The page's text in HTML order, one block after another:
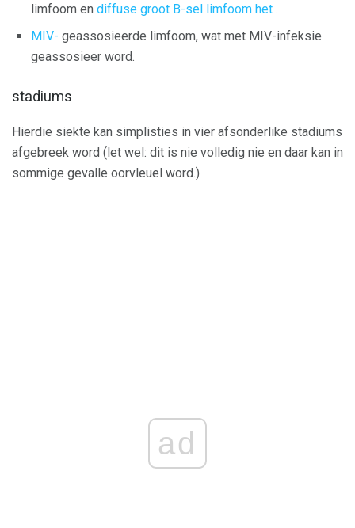
limfoom en diffuse groot B-sel limfoom het .
MIV- geassosieerde limfoom, wat met MIV-infeksie
geassosieer word.
stadiums
Hierdie siekte kan simplisties in vier afsonderlike stadiums
afgebreek word (let wel: dit is nie volledig nie en daar kan in
sommige gevalle oorvleuel word.)
ad